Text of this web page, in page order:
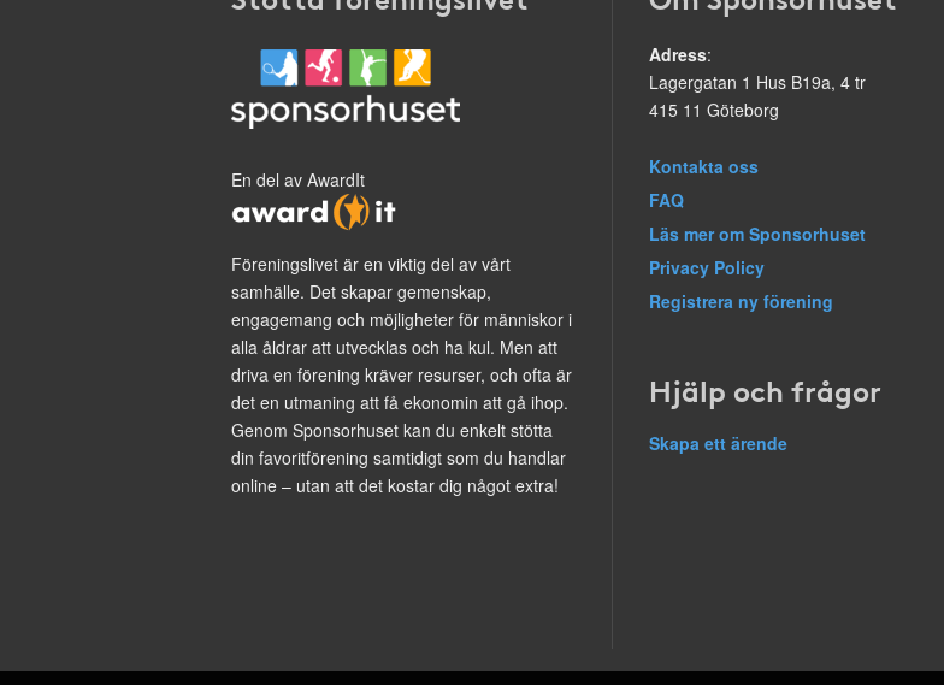
En del av AwardIt
Föreningslivet är en viktig del av vårt
samhälle. Det skapar gemenskap,
engagemang och möjligheter för människor i
alla åldrar att utvecklas och ha kul. Men att
driva en förening kräver resurser, och ofta är
det en utmaning att få ekonomin att gå ihop.
Genom Sponsorhuset kan du enkelt stötta
din favoritförening samtidigt som du handlar
online – utan att det kostar dig något extra!
Adress:
Lagergatan 1 Hus B19a, 4 tr
415 11 Göteborg
Kontakta oss
FAQ
Läs mer om Sponsorhuset
Privacy Policy
Registrera ny förening
Hjälp och frågor
Skapa ett ärende